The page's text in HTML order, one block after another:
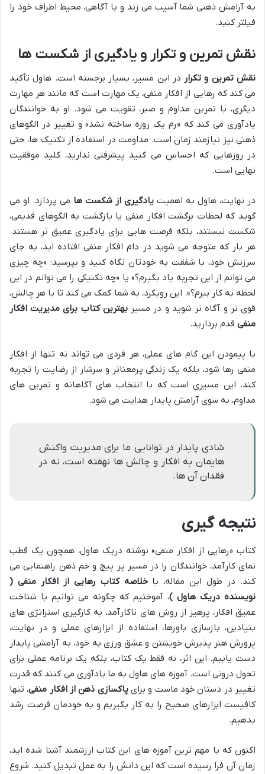
به آرامش ذهنی شما آسیب می زند و با آگاهی، محیط اطراف خود را
فیلتر کنید.
نقش تمرین و تکرار و یادگیری از شکست ها
نقش تمرین و تکرار در این مسیر، بسیار برجسته است. هاول تأکید
می کند که رهایی از افکار منفی، یک مهارت است که مانند هر مهارت
دیگری، با تمرین مداوم و صبر، تقویت می شود. او به خوانندگان
یادآوری می کند که «رم یک روزه ساخته نشد» و تغییر در الگوهای
ذهنی نیز نیازمند زمان است. مداومت در استفاده از تکنیک ها، حتی
در روزهایی که احساس می کنید پیشرفتی ندارید، کلید موفقیت
نهایی است.
در نهایت، هاول به اهمیت یادگیری از شکست ها می پردازد. او می
گوید که لحظات برگشت افکار منفی یا بازگشت به الگوهای قدیمی،
شکست نیستند، بلکه فرصت هایی برای یادگیری عمیق تر هستند.
هر بار که متوجه می شوید در دام افکار منفی افتاده اید، به جای
سرزنش خود، با شفقت به خودتان نگاه کنید و بپرسید: «چه چیزی
می توانم از این تجربه یاد بگیرم؟» یا «چه تکنیکی را می توانم در این
لحظه به کار ببرم؟». این رویکرد، به شما کمک می کند تا با هر چالش،
قوی تر و آگاه تر شوید و در مسیربهترین کتاب برای مدیریت افکار
منفی قدم بردارید.
با پیمودن این گام های عملی، هر فردی می تواند نه تنها از افکار
منفی رها شود، بلکه یک زندگی پرمعناتر و سرشار از رضایت را تجربه
کند. این مسیری است که با انتخاب های آگاهانه و تمرین های
مداوم، به سوی آرامش پایدار هدایت می شود.
شادی پایدار در توانایی ما برای مدیریت واکنش
هایمان به افکار و چالش ها نهفته است، نه در
فقدان آن ها.
نتیجه گیری
کتاب «رهایی از افکار منفی» نوشته دریک هاول، همچون یک قطب
نمای کارآمد، خوانندگان را در مسیر پر پیچ و خم ذهن راهنمایی می
کند. در طول این مقاله، باخلاصه کتاب رهایی از افکار منفی (
نویسنده دریک هاول )، آموختیم که چگونه می توانیم با شناخت
عمیق افکار، پرهیز از روش های ناکارآمد، به کارگیری استراتژی های
بنیادین، بازسازی باورها، استفاده از ابزارهای عملی و در نهایت،
پرورش هنر پذیرش خویشتن و عشق ورزی به خود، به آرامشی پایدار
دست یابیم. این اثر، نه فقط یک کتاب، بلکه یک برنامه عملی برای
تحول درونی است. آموزه های هاول به ما یادآوری می کنند که قدرت
تغییر در دستان خود ماست و برایپاکسازی ذهن از افکار منفی، تنها
کافیست ابزارهای صحیح را به کار بگیریم و به خودمان فرصت رشد
بدهیم.
اکنون که با مهم ترین آموزه های این کتاب ارزشمند آشنا شده اید،
زمان آن فرا رسیده است که این دانش را به عمل تبدیل کنید. شروع